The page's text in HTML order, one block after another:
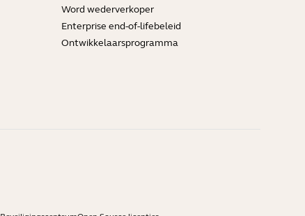
Word wederverkoper
Enterprise end-of-lifebeleid
Ontwikkelaarsprogramma